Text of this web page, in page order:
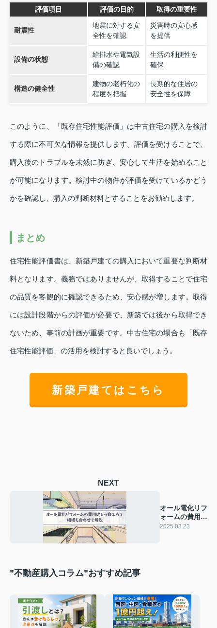
評価項目 評価の目的 取得の重要性
耐震性
地震に対する安
全性を確認
災害時の安心感
を提供
設備の状態
給排水や電気設
備の確認
生活の利便性を
確保
構造の健全性
建物の老朽化の
程度を把握
長期的な住居の
安全性を保障
このように、「既存住宅性能評価」は中古住宅の購入を検討
する際に不可欠な情報を提供します。評価を受けることで、
購入後のトラブルを未然に防ぎ、安心して生活を始めること
が可能になります。検討中の物件が評価を受けているかどう
かを確認し、購入の判断材料とすることをお勧めします。
まとめ
住宅性能評価書は、新築戸建ての購入において重要な判断材
料となります。義務ではありませんが、取得することで住宅
の品質を客観的に確認できるため、安心感が増します。取得
には設計段階からの評価が必要で、新築では後から取得でき
ないため、事前の計画が重要です。中古住宅の場合も「既存
住宅性能評価」の活用を検討すると良いでしょう。
新築戸建てはこちら
NEXT
オール電化リフ
ォームの費用は
どう抑える？相
2025.03.23
”不動産購入コラム”おすすめ記事